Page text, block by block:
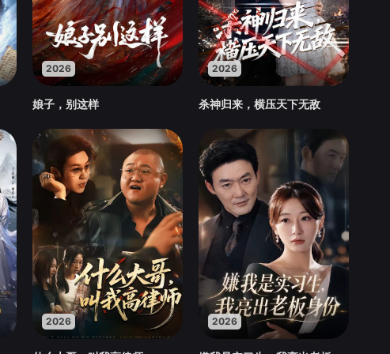
2026
娘子，别这样
2026
杀神归来，横压天下无敌
2026 2026